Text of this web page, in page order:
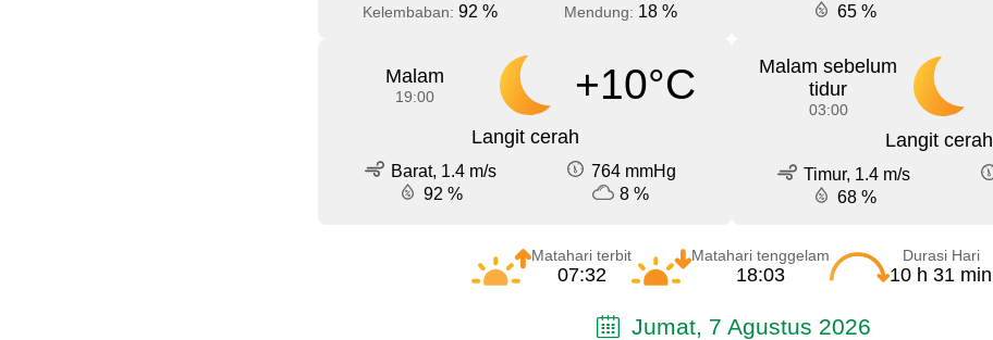
Kelembaban: 92 % Mendung: 18 %
65 %
Malam
19:00 +10°C
Langit cerah
Barat, 1.4 m/s
764 mmHg
92 %
8 %
Malam sebelum
tidur
03:00
Langit cerah
Timur, 1.4 m/s
68 %
Matahari terbit
07:32
Matahari tenggelam
18:03
Durasi Hari
10 h 31 min
Jumat, 7 Agustus 2026